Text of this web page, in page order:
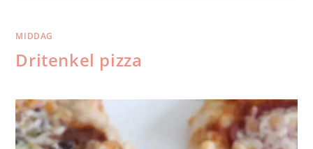
MIDDAG
Dritenkel pizza